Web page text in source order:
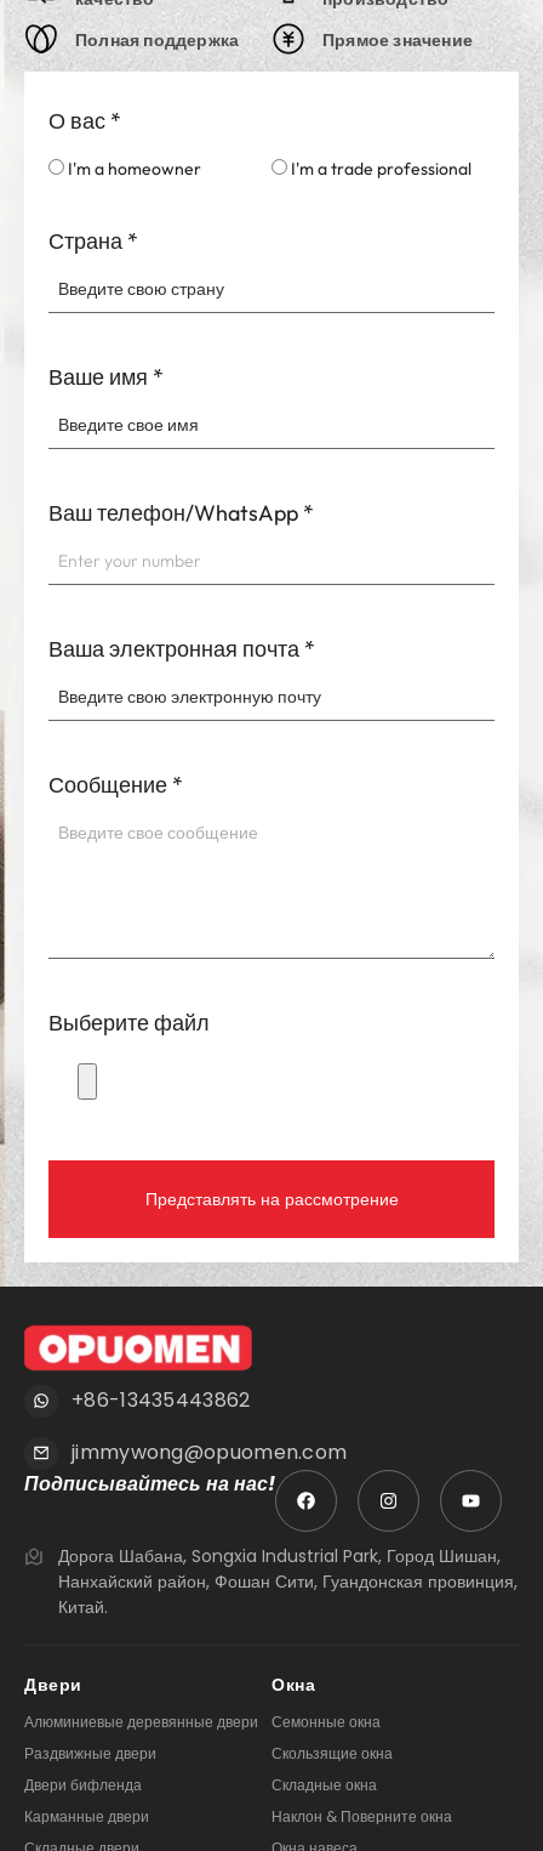
Полная поддержка
Прямое значение
+86-13435443862
Подписывайтесь на нас!
Дорога Шабана, Songxia Industrial Park, Город Шишан,
Нанхайский район, Фошан Сити, Гуандонская провинция,
Китай.
Алюминиевые деревянные двери
Раздвижные двери
Двери бифленда
Карманные двери
Складные двери
Скользящие окна
Складные окна
Наклон & Поверните окна
Окна навеса